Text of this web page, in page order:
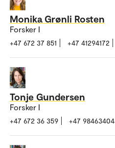
Monika Grønli Rosten
Forsker I
+47 672 37 851 +47 41294172
Tonje Gundersen
Forsker I
+47 672 36 359 +47 98463404